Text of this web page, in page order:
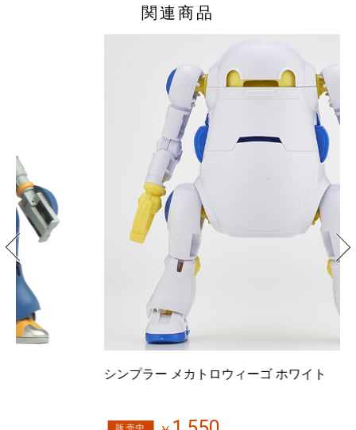
関連商品
シンプラー メカトロウィーゴ ホワイト